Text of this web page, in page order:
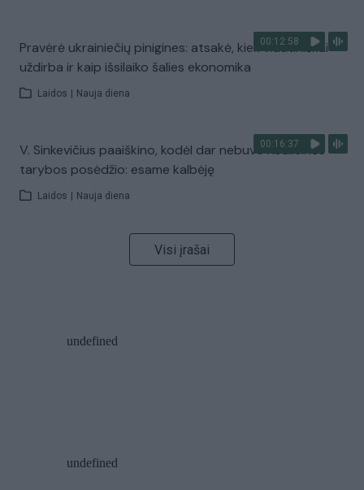
00:12:58
Pravėrė ukrainiečių pinigines: atsakė, kiek vidutiniškai
uždirba ir kaip išsilaiko šalies ekonomika
Laidos Nauja diena
00:16:37
V. Sinkevičius paaiškino, kodėl dar nebuvo Koalicinės
tarybos posėdžio: esame kalbėję
Laidos Nauja diena
Visi įrašai